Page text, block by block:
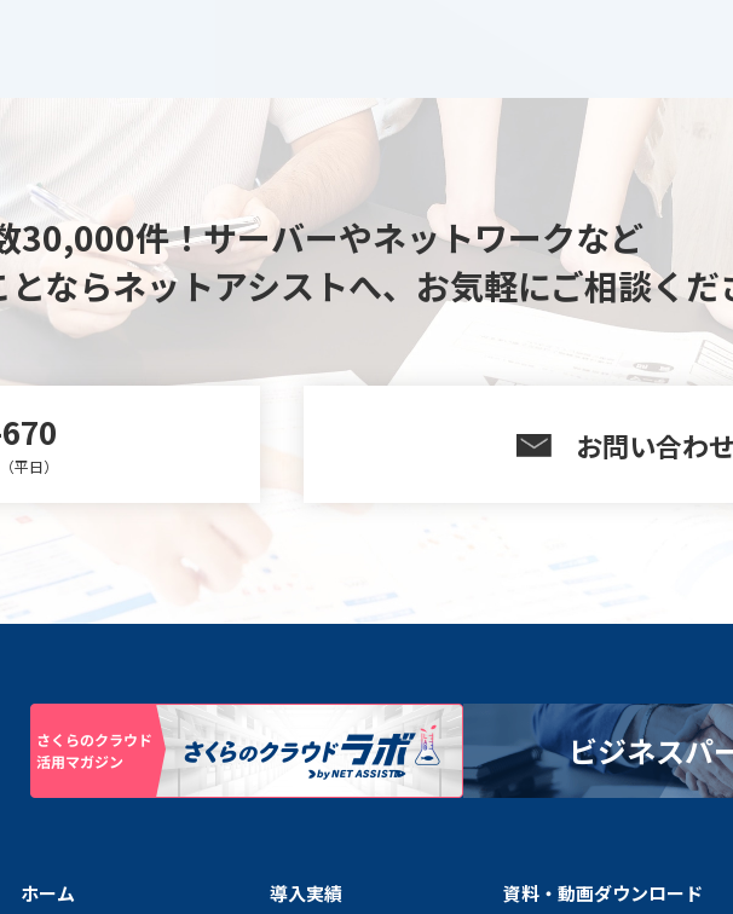
30,000件！サーバーやネットワークなど
ならネットアシストへ、 お気軽にご相談くだ
平日）
お問い合わせ
ホーム 導入実績 資料・動画ダウンロード
ビジネスパ